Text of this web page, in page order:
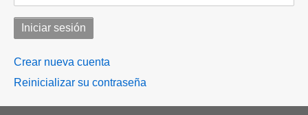
Crear nueva cuenta
Reinicializar su contraseña